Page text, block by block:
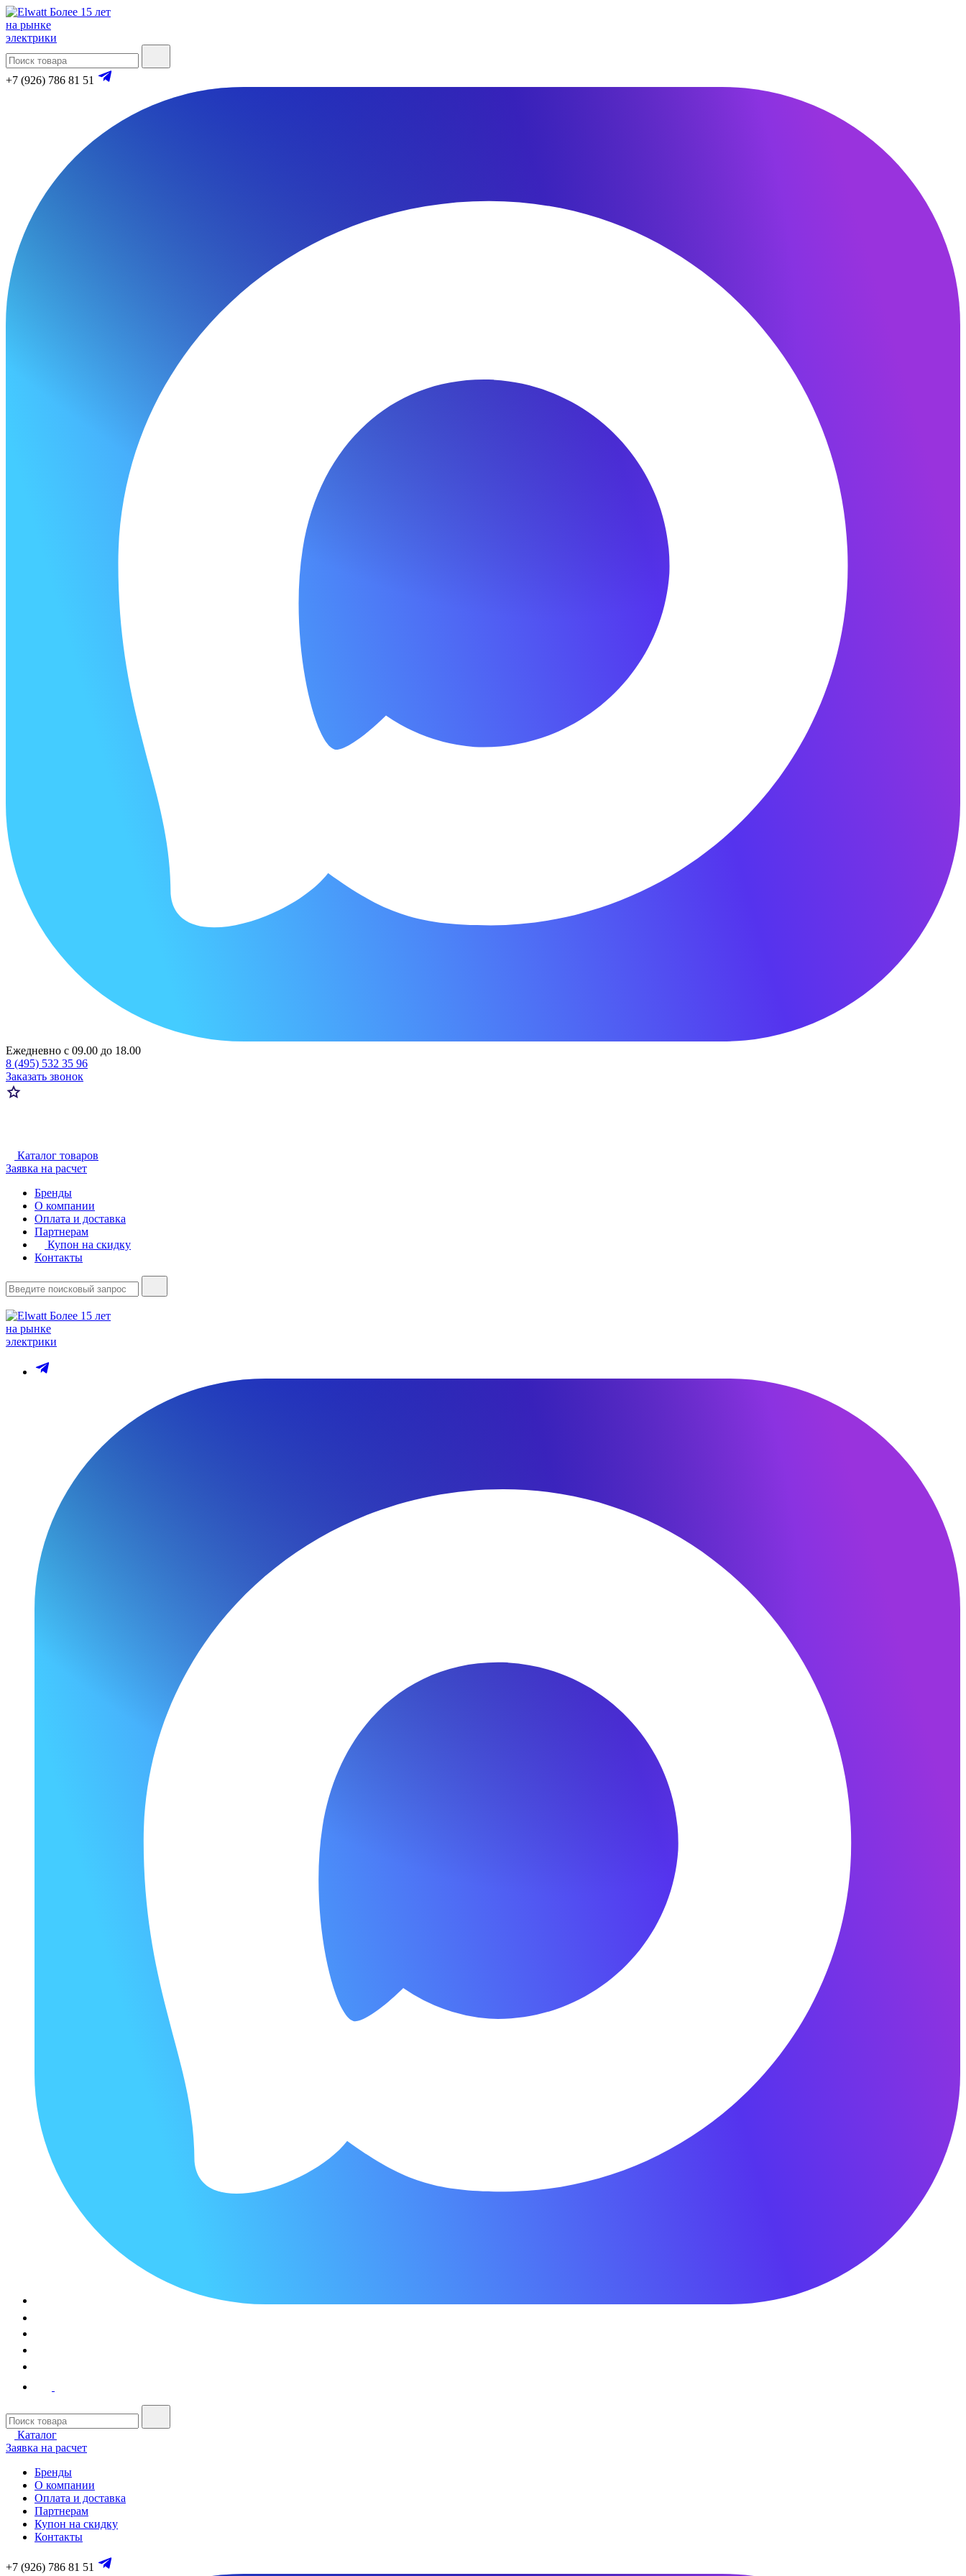
Более 15 лет
на рынке
электрики
+7 (926) 786 81 51
Ежедневно с 09.00 до 18.00
8 (495) 532 35 96
Заказать звонок
Каталог товаров
Заявка на расчет
Бренды
О компании
Оплата и доставка
Партнерам
Купон на скидку
Контакты
Более 15 лет
на рынке
электрики
Каталог
Заявка на расчет
Бренды
О компании
Оплата и доставка
Партнерам
Купон на скидку
Контакты
+7 (926) 786 81 51